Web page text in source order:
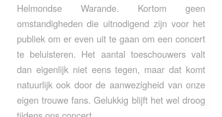
Helmondse Warande. Kortom geen
omstandigheden die uitnodigend zijn voor het
publiek om er even uit te gaan om een concert
te beluisteren. Het aantal toeschouwers valt
dan eigenlijk niet eens tegen, maar dat komt
natuurlijk ook door de aanwezigheid van onze
eigen trouwe fans. Gelukkig blijft het wel droog